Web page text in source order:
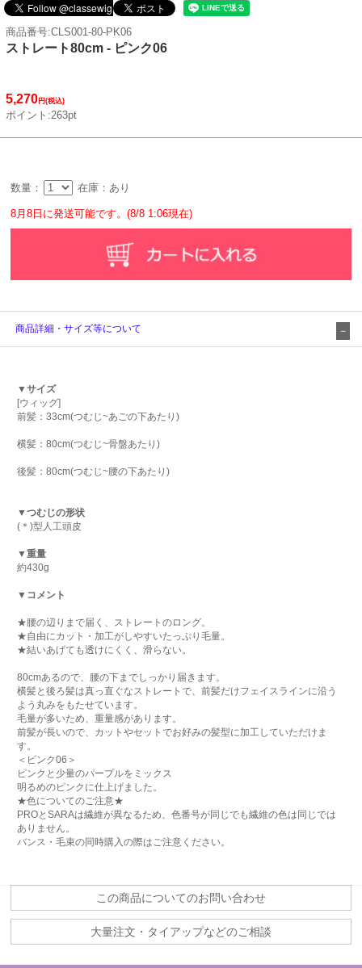
商品番号:CLS001-80-PK06
ストレート80cm - ピンク06
5,270円(税込)
ポイント:263pt
数量： 在庫：あり
8月8日に発送可能です。(8/8 1:06現在)
商品詳細・サイズ等について
▼サイズ
[ウィッグ]
前髪：33cm(つむじ~あごの下あたり)
横髪：80cm(つむじ~骨盤あたり)
後髪：80cm(つむじ~腰の下あたり)
▼つむじの形状
(＊)型人工頭皮
▼重量
約430g
▼コメント
★腰の辺りまで届く、ストレートのロング。
★自由にカット・加工がしやすいたっぷり毛量。
★結いあげても透けにくく、滑らない。
80cmあるので、腰の下までしっかり届きます。
横髪と後ろ髪は真っ直ぐなストレートで、前髪だけフェイスラインに沿う
よう丸みをもたせています。
毛量が多いため、重量感があります。
前髪が長いので、カットやセットでお好みの髪型に加工していただけま
す。
＜ピンク06＞
ピンクと少量のパープルをミックス
明るめのピンクに仕上げました。
★色についてのご注意★
PROとSARAは繊維が異なるため、色番号が同じでも繊維の色は同じでは
ありません。
バンス・毛束の同時購入の際はご注意ください。
この商品についてのお問い合わせ
大量注文・タイアップなどのご相談